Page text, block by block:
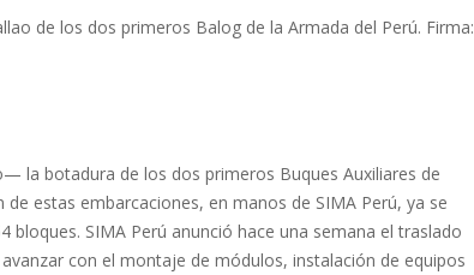
de los dos primeros Balog de la Armada del Perú. Firma:
la botadura de los dos primeros Buques Auxiliares de
estas embarcaciones, en manos de SIMA Perú, ya se
SIMA Perú anunció hace una semana el traslado
con el montaje de módulos, instalación de equipos